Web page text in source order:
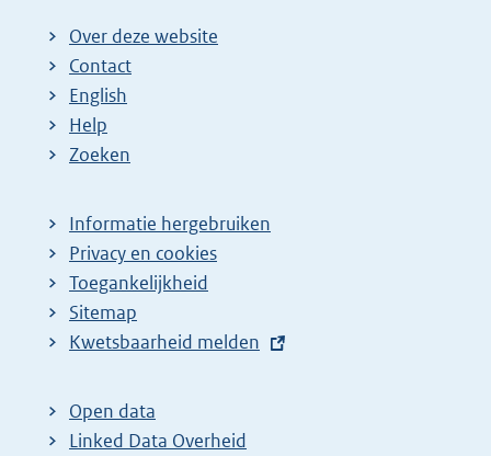
Over deze website
Contact
English
Help
Zoeken
Informatie hergebruiken
Privacy en cookies
Toegankelijkheid
Sitemap
E
t
e
Kwetsbaarheid melden
Open data
Linked Data Overheid